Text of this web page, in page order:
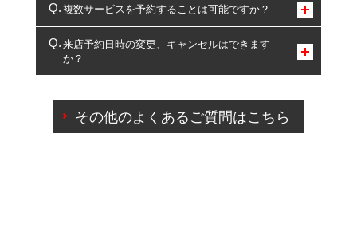
コクピット・タイヤ館のみとなります。
複数サービスを予約することは可能ですか？
複数サービスのご予約は可能です。
一部の商品・サービスの組み合わせに限り、同時にご予約が
出来ないものもございます。
来店予約日時の変更、キャンセルはできます
か？
ご来店予約日の3営業日前を過ぎている場合のご予約
の日時変更につきましては、直接ご予約の店舗まで
その他のよくあるご質問はこちら